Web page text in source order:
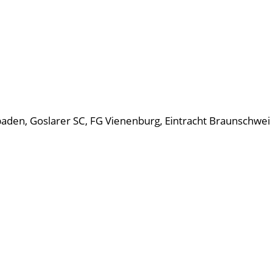
Goslarer SC, FG Vienenburg, Eintracht